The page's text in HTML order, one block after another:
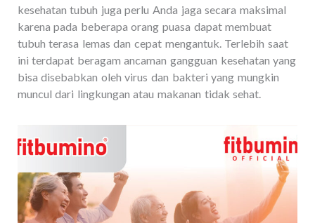
kesehatan tubuh juga perlu Anda jaga secara maksimal
karena pada beberapa orang puasa dapat membuat
tubuh terasa lemas dan cepat mengantuk. Terlebih saat
ini terdapat beragam ancaman gangguan kesehatan yang
bisa disebabkan oleh virus dan bakteri yang mungkin
muncul dari lingkungan atau makanan tidak sehat.